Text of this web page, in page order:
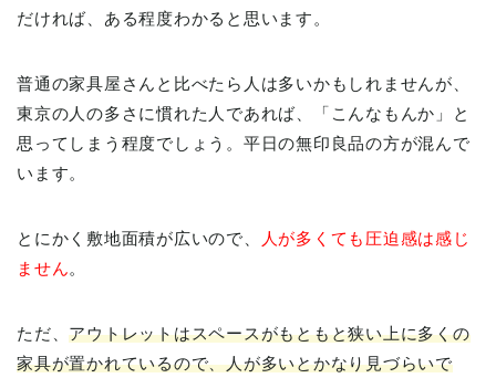
だければ、ある程度わかると思います。
普通の家具屋さんと比べたら人は多いかもしれませんが、
東京の人の多さに慣れた人であれば、「こんなもんか」と
思ってしまう程度でしょう。平日の無印良品の方が混んで
います。
とにかく敷地面積が広いので、
人が多くても圧迫感は感じ
ません。
ただ、アウトレットはスペースがもともと狭い上に多くの
家具が置かれているので、人が多いとかなり見づらいで